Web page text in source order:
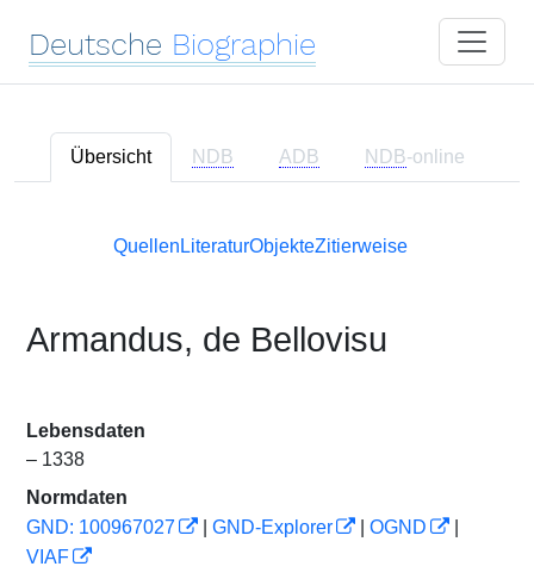
Deutsche Biographie
Übersicht NDB ADB NDB-online
Quellen LiteraturObjekteZitierweise
Armandus, de Bellovisu
Lebensdaten
– 1338
Normdaten
GND: 100967027
GND-Explorer OGND
VIAF